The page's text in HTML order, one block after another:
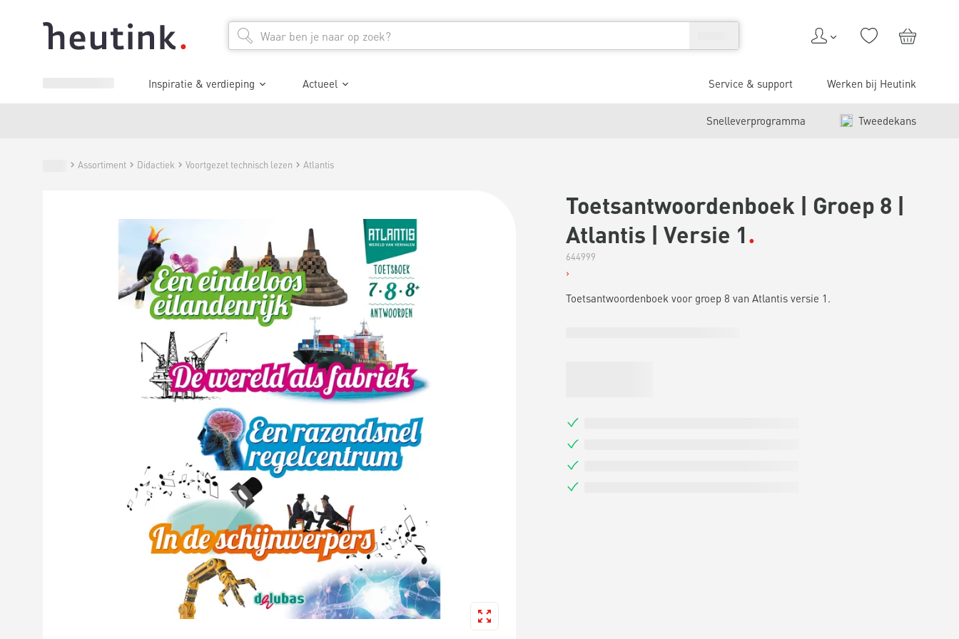
Inspiratie & verdieping Actueel Service & support Werken bij Heutink
Snelleverprogramma Tweedekans
Assortiment Didactiek Voortgezet technisch lezen Atlantis
Toetsantwoordenboek | Groep 8 |
Atlantis | Versie 1
644999
Toetsantwoordenboek voor groep 8 van Atlantis versie 1.